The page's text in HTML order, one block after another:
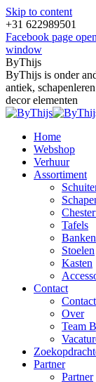
Skip to content
+31 622989501
Facebook page
window
ByThijs
ByThijs is onder
antiek,
decor elementen
Home
Webshop
Verhuur
Assortiment
Tafels
Banken
Stoelen
Kasten
Contact
Contact
Over
Team
Partner
Partner